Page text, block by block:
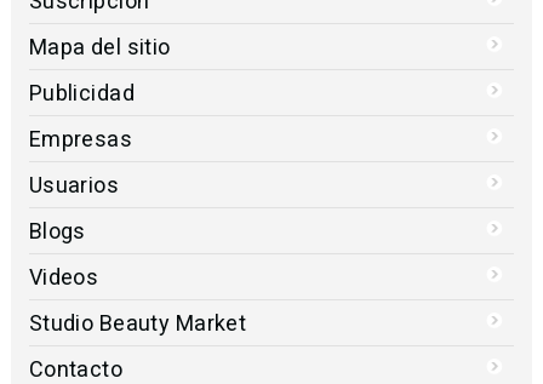
Mapa del sitio
Publicidad
Empresas
Usuarios
Blogs
Videos
Studio Beauty Market
Contacto